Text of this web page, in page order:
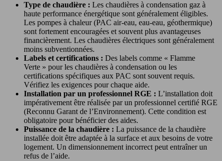
Type de chaudière : Les chaudières à condensation gaz à
haute performance énergétique sont généralement éligibles.
Les pompes à chaleur (PAC air-eau, eau-eau, géothermique)
sont fortement encouragées et souvent plus avantageuses
financièrement. Les chaudières électriques sont généralement
moins subventionnées.
Labels et certifications : Des labels comme « Flamme
Verte » pour les chaudières à condensation ou les
certifications spécifiques aux PAC sont souvent requis.
Vérifiez les exigences pour chaque aide.
Installation par un professionnel RGE : L’installation doit
impérativement être réalisée par un professionnel certifié RGE
(Reconnu Garant de l’Environnement). Cette condition est
obligatoire pour bénéficier des aides.
Puissance de la chaudière : La puissance de la chaudière
installée doit être adaptée à la surface et aux besoins de votre
logement. Un dimensionnement incorrect peut entraîner un
refus de l’aide.